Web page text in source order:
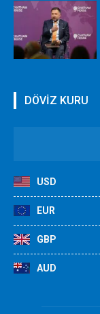
DÖVİZ KURU
USD
EUR
GBP
AUD